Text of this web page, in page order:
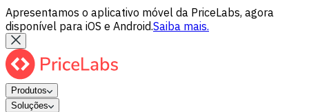
Apresentamos o aplicativo móvel da PriceLabs, agora
disponível para iOS e Android.Saiba mais.
Produtos
Soluções